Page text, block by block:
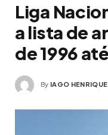
Liga
a lista de
de 1996
By IAGO HENRIQUE